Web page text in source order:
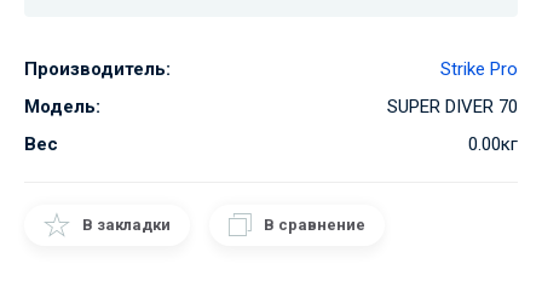
Производитель:
Strike Pro
Модель:
SUPER DIVER 70
Вес
0.00кг
В закладки В сравнение